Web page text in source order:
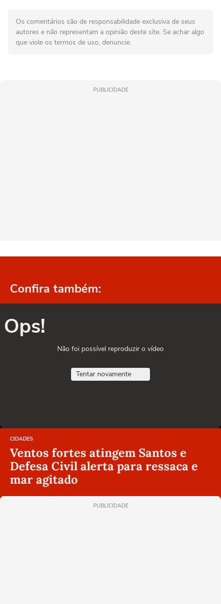
Os comentários são de responsabilidade exclusiva de seus
autores e não representam a opinião deste site. Se achar algo
que viole os termos de uso, denuncie.
PUBLICIDADE
Confira também:
Ops!
Não foi possível reproduzir o vídeo
Tentar novamente
CIDADES
Ventos fortes atingem Santos e
Defesa Civil alerta para ressaca e
mar agitado
PUBLICIDADE